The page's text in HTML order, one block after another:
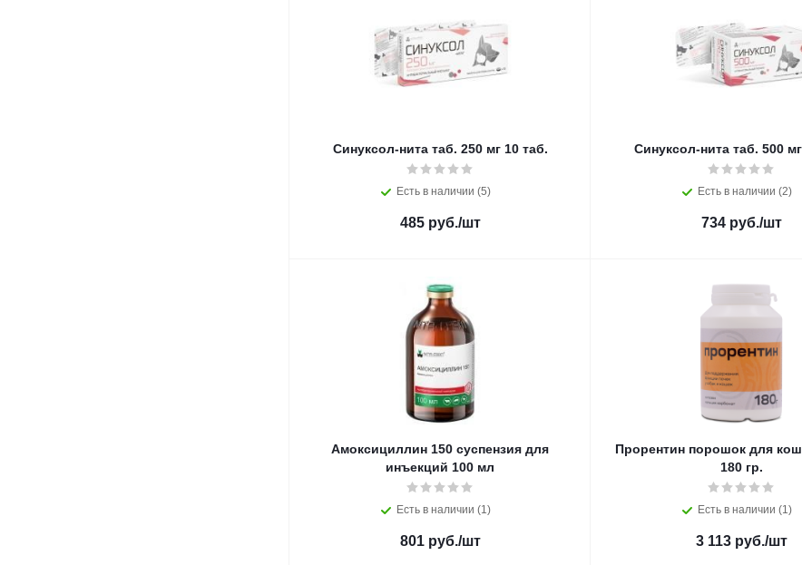
Синуксол-нита таб. 250 мг 10 таб.
Есть в наличии (5)
485руб./шт
Синуксол-нита таб. 500
Есть в наличии (2)
734руб./шт
Амоксициллин 150 суспензия для
инъекций 100 мл
Есть в наличии (1)
801руб./шт
Прорентин порошок для
180 гр.
Есть в наличии (1)
3 113руб./шт